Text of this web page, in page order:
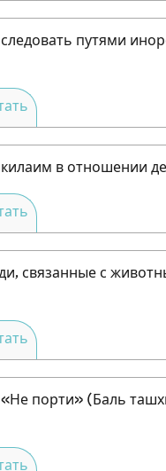
путями
в отношении
связанные с
«Не порти» (Баль